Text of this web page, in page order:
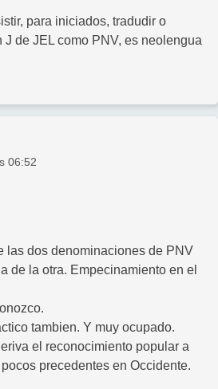
para iniciados, tradudir o
de JEL como PNV, es neolengua
06:52
las dos denominaciones de PNV
de la otra. Empecinamiento en el
tambien. Y muy ocupado.
el reconocimiento popular a
precedentes en Occidente.